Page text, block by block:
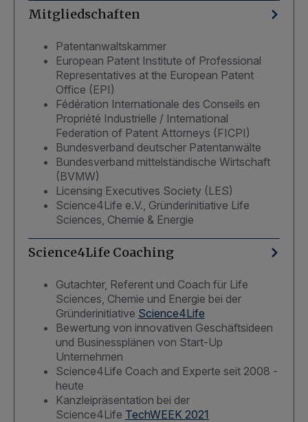
Mitgliedschaften
Patentanwaltskammer
European Patent Institute of Professional
Representatives at the European Patent
Office (EPI)
Fédération Internationale des Conseils en
Propriété Industrielle / International
Federation of Patent Attorneys (FICPI)
Bundesverband deutscher Patentanwälte
Bundesverband mittelständische Wirtschaft
(BVMW)
Licensing Executives Society (LES)
Science4Life e.V., Gründerinitiative Life
Sciences, Chemie & Energie
Science4Life Coaching
Gutachter, Referent und Coach für Life
Sciences, Chemie und Energie bei der
Gründerinitiative Science4Life
Bewertung von innovativen Geschäftsideen
und Businessplänen von Start-Up
Unternehmen
Science4Life Coach and Experte seit 2008 -
heute
Kanzleipräsentation bei der
Science4Life TechWEEK 2021